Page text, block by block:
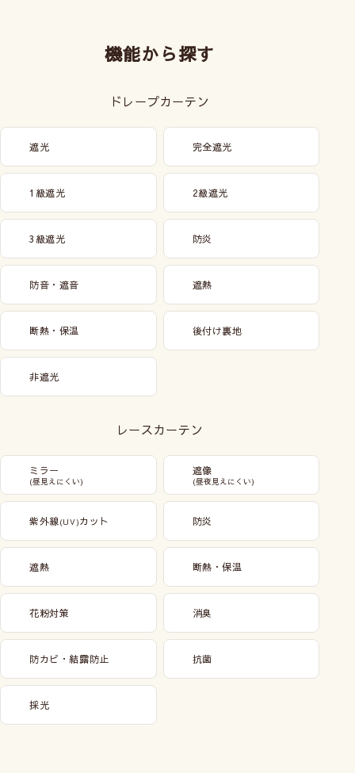
機能から探す
ドレープカーテン
遮光 完全遮光
1級遮光 2級遮光
3級遮光 防炎
防音・遮音 遮熱
断熱・保温 後付け裏地
非遮光
レースカーテン
ミラー
(昼見えにくい)
遮像
(昼夜見えにくい)
紫外線(UV)カット 防炎
遮熱 断熱・保温
花粉対策 消臭
防カビ・結露防止 抗菌
採光